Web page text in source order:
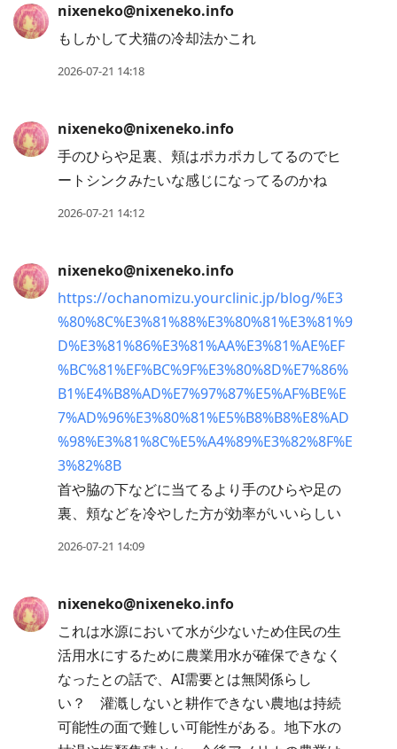
nixeneko@nixeneko.info
もしかして犬猫の冷却法かこれ
2026-07-21 14:18
nixeneko@nixeneko.info
手のひらや足裏、頬はポカポカしてるのでヒ
ートシンクみたいな感じになってるのかね
2026-07-21 14:12
nixeneko@nixeneko.info
https://ochanomizu.yourclinic.jp/blog/%E3
%80%8C%E3%81%88%E3%80%81%E3%81%9
D%E3%81%86%E3%81%AA%E3%81%AE%EF
%BC%81%EF%BC%9F%E3%80%8D%E7%86%
B1%E4%B8%AD%E7%97%87%E5%AF%BE%E
7%AD%96%E3%80%81%E5%B8%B8%E8%AD
%98%E3%81%8C%E5%A4%89%E3%82%8F%E
3%82%8B
首や脇の下などに当てるより手のひらや足の
裏、頬などを冷やした方が効率がいいらしい
2026-07-21 14:09
nixeneko@nixeneko.info
これは水源において水が少ないため住民の生
活用水にするために農業用水が確保できなく
なったとの話で、AI需要とは無関係らし
い？ 灌漑しないと耕作できない農地は持続
可能性の面で難しい可能性がある。地下水の